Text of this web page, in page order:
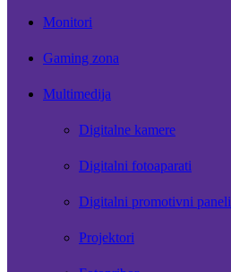
Monitori
Gaming zona
Multimedija
Digitalne kamere
Digitalni fotoaparati
Digitalni promotivni paneli
Projektori